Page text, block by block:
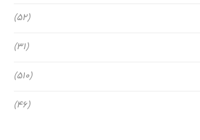
(52)
(31)
(510)
(46)